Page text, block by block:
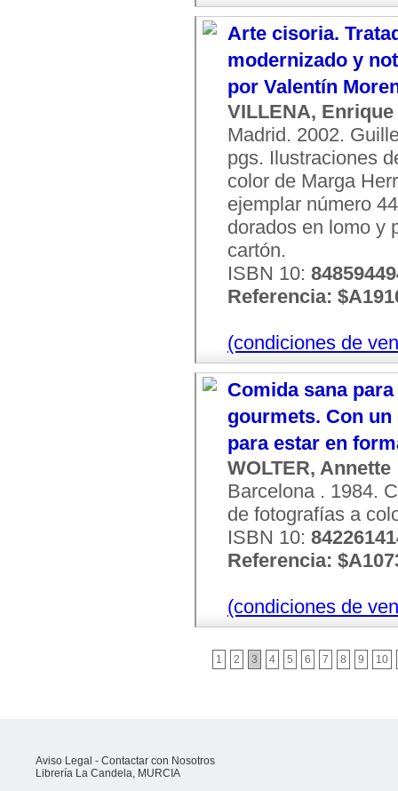
Arte cisoria.
modernizado y
por Valentín
VILLENA, Enrique
Madrid. 2002.
pgs. Ilustraciones
color de Marga
ejemplar número
dorados en lomo y
cartón.
ISBN 10:
Referencia:
(condiciones de
Comida sana
gourmets. Con
para estar en
WOLTER, Annette
Barcelona . 1984.
de fotografías a
ISBN 10:
Referencia:
(condiciones de
1 2 3 4 5 6 7 8 9 10
Aviso Legal - Contactar con Nosotros
Librería La Candela, MURCIA